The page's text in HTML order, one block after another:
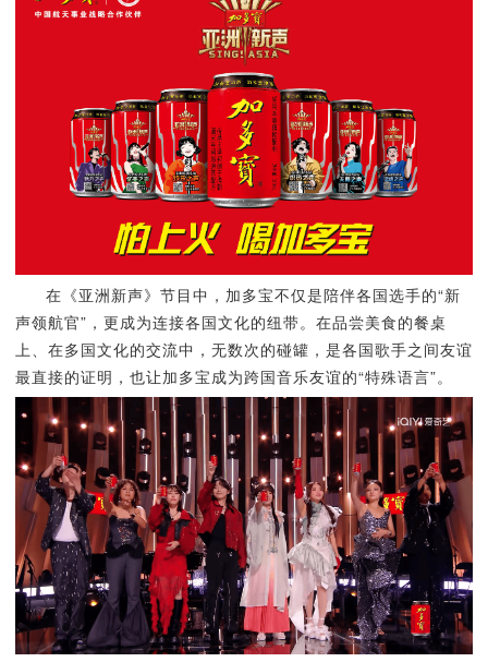
在《亚洲新声》节目中，加多宝不仅是陪伴各国选手的“新
声领航官”，更成为连接各国文化的纽带。在品尝美食的餐桌
上、在多国文化的交流中，无数次的碰罐，是各国歌手之间友谊
最直接的证明，也让加多宝成为跨国音乐友谊的“特殊语言”。